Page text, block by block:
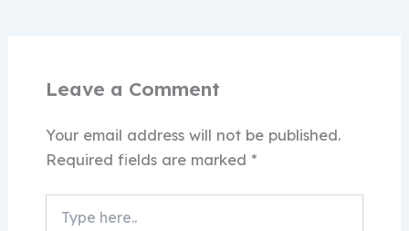
Leave a Comment
Your email address will not be published.
Required fields are marked *
here..